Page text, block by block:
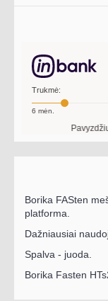
Trukmė:
6 mėn.
Pavyzdžiui,
Borika FASten
platforma.
Dažniausiai
Spalva - juoda.
Borika Fasten